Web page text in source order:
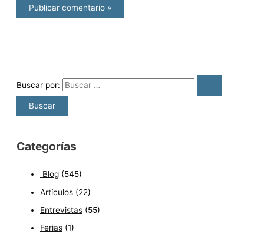
Buscar por:
Categorías
Blog (545)
Artículos (22)
Entrevistas (55)
Ferias (1)